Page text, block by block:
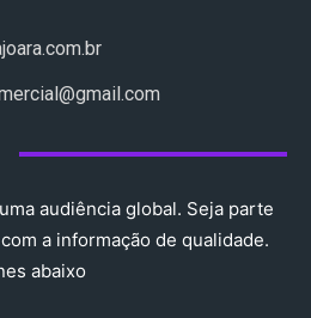
audiência global. Seja parte
a informação de qualidade.
abaixo